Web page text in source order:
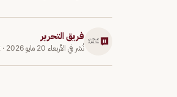
فريق التحرير
نُشر في الأربعاء 20 مايو 2026 ·